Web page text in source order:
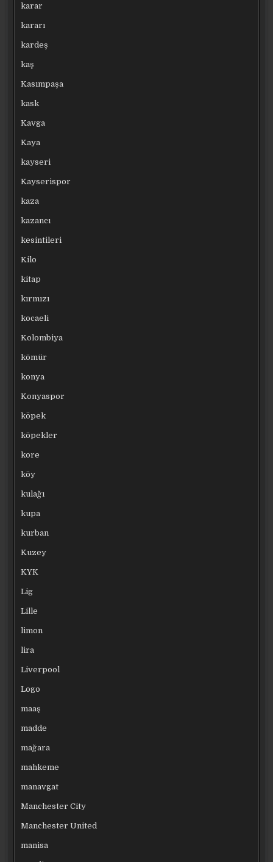
karar
kararı
kardeş
kaş
Kasımpaşa
kask
Kavga
Kaya
kayseri
Kayserispor
kaza
kazancı
kesintileri
Kilo
kitap
kırmızı
kocaeli
Kolombiya
kömür
konya
Konyaspor
köpek
köpekler
kore
köy
kulağı
kupa
kurban
Kuzey
KYK
Lig
Lille
limon
lira
Liverpool
Logo
maaş
madde
mağara
mahkeme
manavgat
Manchester City
Manchester United
manisa